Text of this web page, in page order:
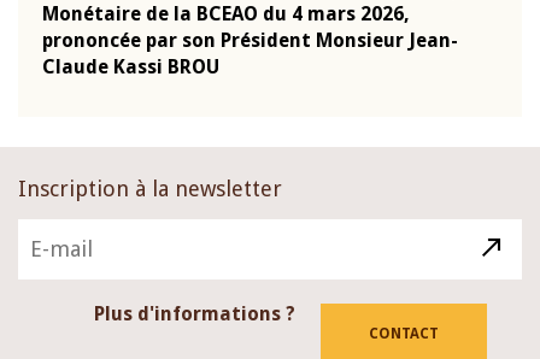
Monétaire de la BCEAO du 4 mars 2026,
prononcée par son Président Monsieur Jean-
Claude Kassi BROU
Inscription à la newsletter
Plus d'informations ?
CONTACT